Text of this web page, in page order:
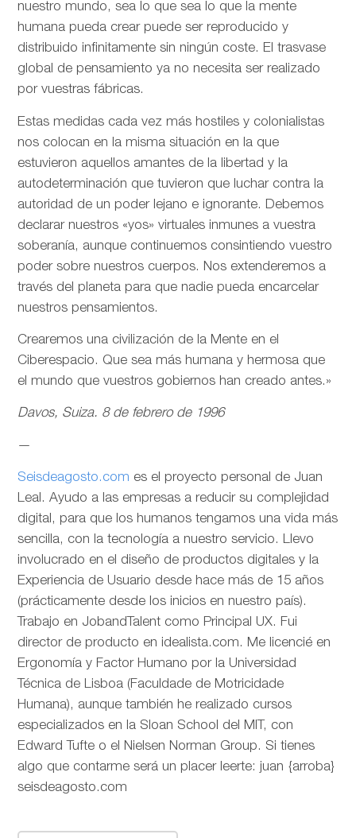
nuestro mundo, sea lo que sea lo que la mente
humana pueda crear puede ser reproducido y
distribuido infinitamente sin ningún coste. El trasvase
global de pensamiento ya no necesita ser realizado
por vuestras fábricas.
Estas medidas cada vez más hostiles y colonialistas
nos colocan en la misma situación en la que
estuvieron aquellos amantes de la libertad y la
autodeterminación que tuvieron que luchar contra la
autoridad de un poder lejano e ignorante. Debemos
declarar nuestros «yos» virtuales inmunes a vuestra
soberanía, aunque continuemos consintiendo vuestro
poder sobre nuestros cuerpos. Nos extenderemos a
través del planeta para que nadie pueda encarcelar
nuestros pensamientos.
Crearemos una civilización de la Mente en el
Ciberespacio. Que sea más humana y hermosa que
el mundo que vuestros gobiernos han creado antes.»
Davos, Suiza. 8 de febrero de 1996
—
Seisdeagosto.com es el proyecto personal de Juan
Leal. Ayudo a las empresas a reducir su complejidad
digital, para que los humanos tengamos una vida más
sencilla, con la tecnología a nuestro servicio. Llevo
involucrado en el diseño de productos digitales y la
Experiencia de Usuario desde hace más de 15 años
(prácticamente desde los inicios en nuestro país).
Trabajo en JobandTalent como Principal UX. Fui
director de producto en idealista.com. Me licencié en
Ergonomía y Factor Humano por la Universidad
Técnica de Lisboa (Faculdade de Motricidade
Humana), aunque también he realizado cursos
especializados en la Sloan School del MIT, con
Edward Tufte o el Nielsen Norman Group. Si tienes
algo que contarme será un placer leerte: juan {arroba}
seisdeagosto.com